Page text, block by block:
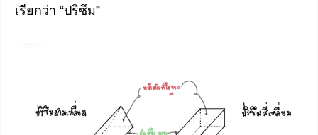
เรียกว่า “ปริซึม”